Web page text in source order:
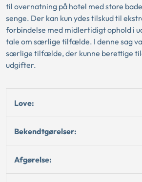
til overnatning på hotel med store
senge. Der kan kun ydes tilskud til
forbindelse med midlertidigt ophold i
tale om særlige tilfælde. I denne sag
særlige tilfælde, der kunne berettige
udgifter.
Love:
Bekendtgørelser:
Afgørelse: